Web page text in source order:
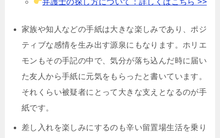
家族や知人などの手紙は大きな楽しみであり、ポジ
ティブな感情を生み出す源泉にもなります。ホリエ
モンもその手記の中で、気分が落ち込んだ時に届い
た友人から手紙に元気をもらったと書いています。
それくらい被疑者にとって大きな支えとなるのが手
紙です。
差し入れを楽しみにするのも辛い留置場生活を乗り